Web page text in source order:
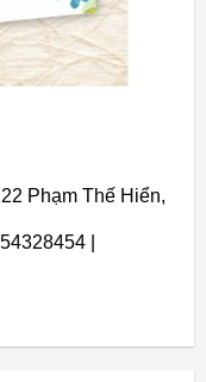
Phạm Thế Hiển,
|